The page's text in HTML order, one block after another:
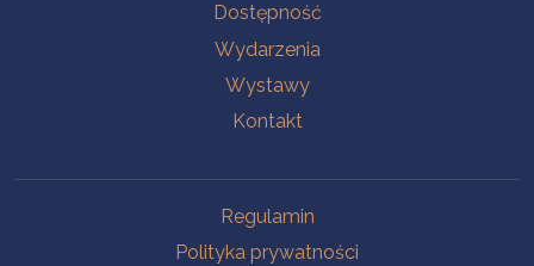
Dostępność
Wydarzenia
Wystawy
Kontakt
Regulamin
Polityka prywatności